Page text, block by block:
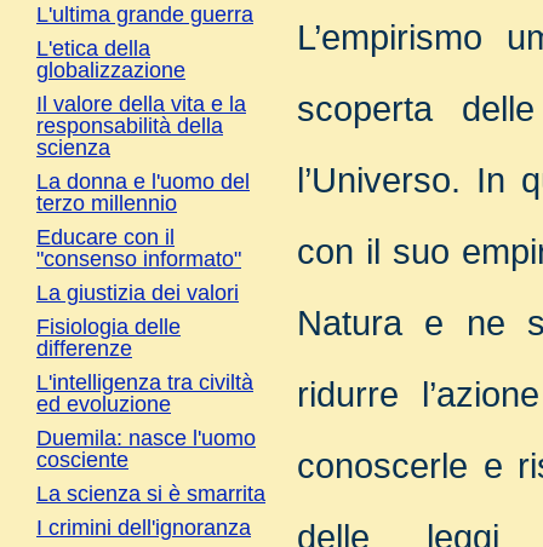
L’empirismo
scoperta
l’Universo. In
con il suo
Natura e ne
ridurre
conoscerle e
delle leggi
L'ultima grande guerra
L'etica della
globalizzazione
Il valore della vita e la
responsabilità della
scienza
La donna e l'uomo del
terzo millennio
Educare con il
"consenso informato"
La giustizia dei valori
Fisiologia delle
differenze
L'intelligenza tra civiltà
ed evoluzione
Duemila: nasce l'uomo
cosciente
La scienza si è smarrita
I crimini dell'ignoranza